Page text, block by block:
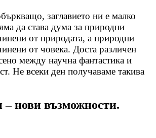
заглавието ни е малко
да става дума за природни
от природата, а природни
от човека. Доста различен
между научна фантастика и
Не всеки ден получаваме такива
нови възможности.